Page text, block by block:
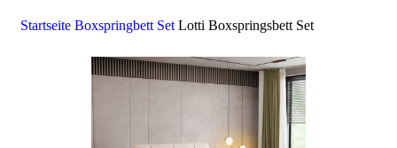
Startseite Boxspringbett Set Lotti Boxspringsbett Set